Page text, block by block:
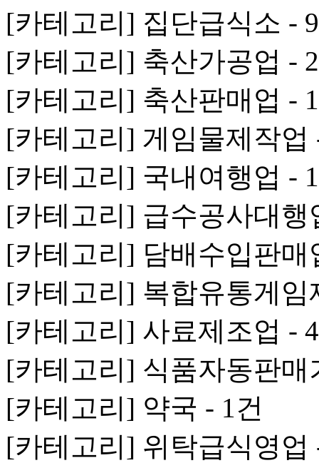
[카테고리] 집단급식소 -
[카테고리] 축산가공업 -
[카테고리] 축산판매업 -
[카테고리] 게임물제작업
[카테고리] 국내여행업 -
[카테고리] 급수공사대행
[카테고리] 담배수입판매
[카테고리] 복합유통게임
[카테고리] 사료제조업 -
[카테고리] 식품자동판매
[카테고리] 약국 - 1건
[카테고리] 위탁급식영업